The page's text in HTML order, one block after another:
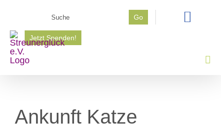
springen
Go
Jetzt Spenden!
Ankunft Katze